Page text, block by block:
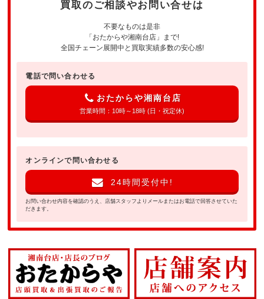
買取のご相談やお問い合せは
不要なものは是非
「おたからや湘南台店」まで!
全国チェーン展開中と買取実績多数の安心感!
電話で問い合わせる
おたからや湘南台店
営業時間：10時～18時 (日・祝定休)
オンラインで問い合わせる
24時間受付中!
お問い合わせ内容を確認のうえ、店舗スタッフよりメールまたはお電話で回答させていた
だきます。